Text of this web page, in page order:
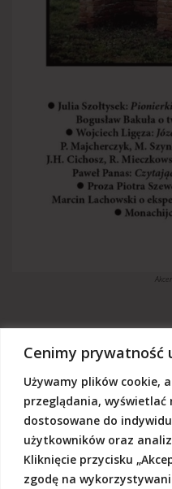
Cenimy prywatność
Używamy plików cookie,
przeglądania, wyświetlać
dostosowane do
użytkowników oraz
Kliknięcie przycisku
zgodę na
„Akcent” jest czasopismem
budżetowych oraz darowizn.
Państwo
Wschodnia Fundacja Kultury
Nr rachunku:
(z dopiskiem: Darowizna na
Fundacji Kultury Akcent